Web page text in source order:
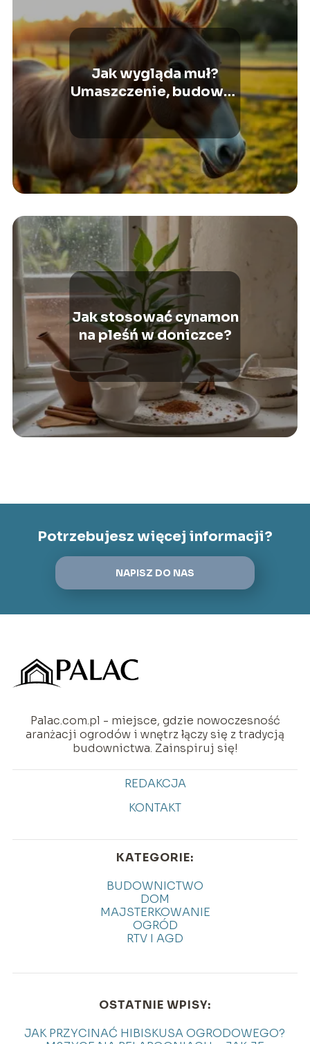
Jak wygląda muł?
Umaszczenie, budowa i
cechy
Jak stosować cynamon
na pleśń w doniczce?
Potrzebujesz więcej informacji?
NAPISZ DO NAS
Palac.com.pl - miejsce, gdzie nowoczesność
aranżacji ogrodów i wnętrz łączy się z tradycją
budownictwa. Zainspiruj się!
REDAKCJA
KONTAKT
KATEGORIE:
BUDOWNICTWO
DOM
MAJSTERKOWANIE
OGRÓD
RTV I AGD
OSTATNIE WPISY:
JAK PRZYCINAĆ HIBISKUSA OGRODOWEGO?